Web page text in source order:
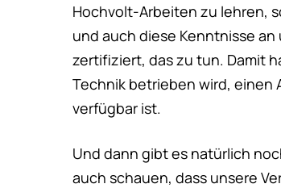
Hochvolt-Arbeiten zu lehren,
und auch diese Kenntnisse
zertifiziert, das zu tun. Damit
Technik betrieben wird, einen
verfügbar ist.
Und dann gibt es natürlich
auch schauen, dass unsere